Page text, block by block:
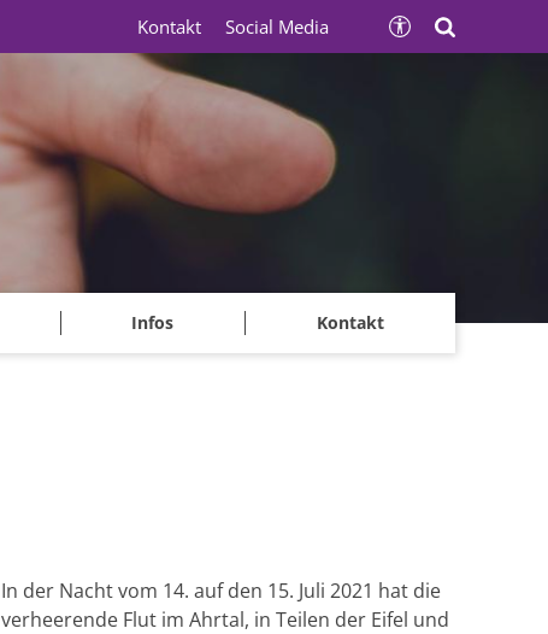
Infos Kontakt
Kontakt Social Media
In der Nacht vom 14. auf den 15. Juli 2021 hat die
verheerende Flut im Ahrtal, in Teilen der Eifel und